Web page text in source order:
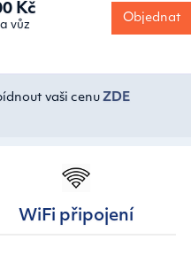
Kč
vůz
Objednat
vaši cenuZDE
WiFi připojení